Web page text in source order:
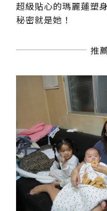
超級貼心的瑪麗蓮塑
秘密就是她！
推